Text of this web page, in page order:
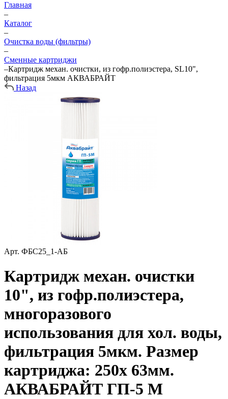
Главная
–
Каталог
–
Очистка воды (фильтры)
–
Сменные картриджи
–Картридж механ. очистки, из гофр.полиэстера, SL10",
фильтрация 5мкм АКВАБРАЙТ
Назад
Арт. ФБС25_1-АБ
Картридж механ. очистки
10", из гофр.полиэстера,
многоразового
использования для хол. воды,
фильтрация 5мкм. Размер
картриджа: 250х 63мм.
АКВАБРАЙТ ГП-5 М